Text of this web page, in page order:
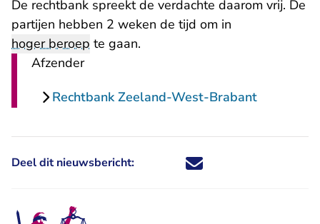
De rechtbank spreekt de verdachte daarom vrij. De
partijen hebben 2 weken de tijd om in
hoger beroep te gaan.
Afzender
Rechtbank Zeeland-West-Brabant
Deel dit nieuwsbericht: Deel dit nieuwsbericht via X -
Deel dit nieuwsbericht via
Deel dit nieuwsbericht
Deel dit